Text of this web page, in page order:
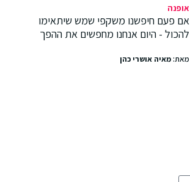
אופנה
אם פעם חיפשנו משקפי שמש שיתאימו
להכול - היום אנחנו מחפשים את ההפך
מאת:מאיה אושרי כהן